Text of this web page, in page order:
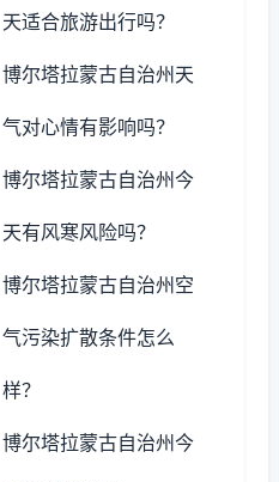
天适合旅游出行吗？
博尔塔拉蒙古自治州天
气对心情有影响吗？
博尔塔拉蒙古自治州今
天有风寒风险吗？
博尔塔拉蒙古自治州空
气污染扩散条件怎么
样？
博尔塔拉蒙古自治州今